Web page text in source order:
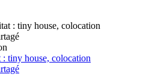
: tiny house, colocation